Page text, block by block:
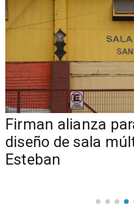
​​Firman alianza
diseño de sala
Esteban